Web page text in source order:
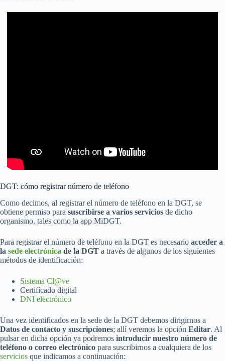
DGT: cómo registrar número de teléfono
Como decimos, al registrar el número de teléfono en la DGT, se
obtiene permiso para suscribirse a varios servicios de dicho
organismo, tales como la app MiDGT.
Para registrar el número de teléfono en la DGT es necesario acceder a
la sede electrónica de la DGT a través de algunos de los siguientes
métodos de identificación:
Sistema Cl@ve
Certificado digital
DNI electrónico
Una vez identificados en la sede de la DGT debemos dirigirnos a
Datos de contacto y suscripciones; allí veremos la opción Editar. Al
pulsar en dicha opción ya podremos introducir nuestro número de
teléfono o correo electrónico para suscribirnos a cualquiera de los
servicios que indicamos a continuación: